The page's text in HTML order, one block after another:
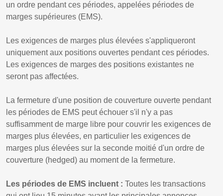
un ordre pendant ces périodes, appelées périodes de
marges supérieures (EMS).
Les exigences de marges plus élevées s'appliqueront
uniquement aux positions ouvertes pendant ces périodes.
Les exigences de marges des positions existantes ne
seront pas affectées.
La fermeture d'une position de couverture ouverte pendant
les périodes de EMS peut échouer s'il n'y a pas
suffisamment de marge libre pour couvrir les exigences de
marges plus élevées, en particulier les exigences de
marges plus élevées sur la seconde moitié d'un ordre de
couverture (hedged) au moment de la fermeture.
Les périodes de EMS incluent : Toutes les transactions